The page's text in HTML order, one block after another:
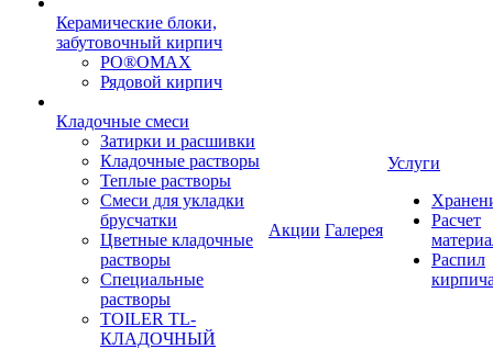
Керамические блоки,
забутовочный кирпич
PO®OMAX
Рядовой кирпич
Кладочные смеси
Затирки и расшивки
Кладочные растворы
Теплые растворы
Смеси для укладки
брусчатки
Цветные кладочные
растворы
Специальные
растворы
TOILER TL-
КЛАДОЧНЫЙ
Акции Галерея
Услуги
Расчет
Распил